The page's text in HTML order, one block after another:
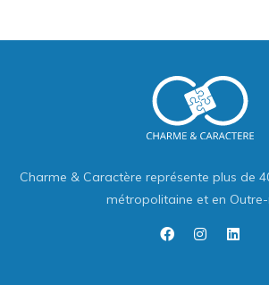
Charme & Caractère représente plus de
métropolitaine et en